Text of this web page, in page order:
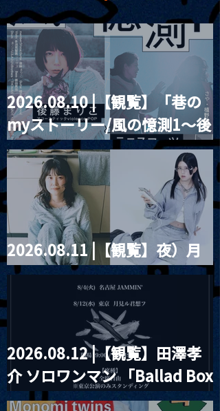
2024.11.02 |【観覧】
夜)Wink Music Service
1st Album “It Girls” リ
リースライブ
2026.08.10 |【観覧】「巷の
myストーリー/風の憶測1～後
藤まりこアコースティック
violence POPとテニスコー
ツ」
2026.08.11 |【観覧】夜）月
見ル君想フpre. Sugar Shock
2026.08.12 |【観覧】田澤孝
介 ソロワンマン 「Ballad Box
2026」